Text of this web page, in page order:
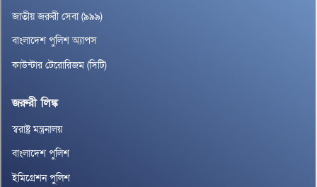
জাতীয় জরুরী সেবা (৯৯৯)
বাংলাদেশ পুলিশ অ্যাপস
কাউন্টার টেরোরিজম (সিটি)
জরুরী লিঙ্ক
স্বরাষ্ট্র মন্ত্রনালয়
বাংলাদেশ পুলিশ
ইমিগ্রেশন পুলিশ